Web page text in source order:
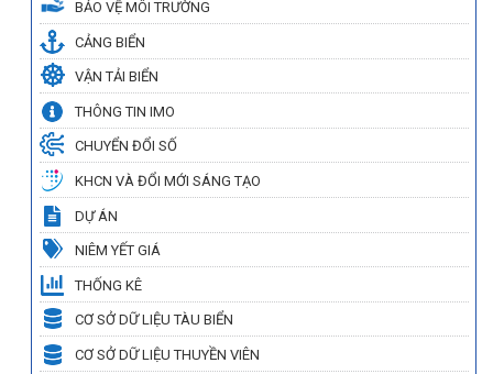
BẢO VỆ MÔI TRƯỜNG
CẢNG BIỂN
VẬN TẢI BIỂN
THÔNG TIN IMO
CHUYỂN ĐỔI SỐ
KHCN VÀ ĐỔI MỚI SÁNG TẠO
DỰ ÁN
NIÊM YẾT GIÁ
THỐNG KÊ
CƠ SỞ DỮ LIỆU TÀU BIỂN
CƠ SỞ DỮ LIỆU THUYỀN VIÊN